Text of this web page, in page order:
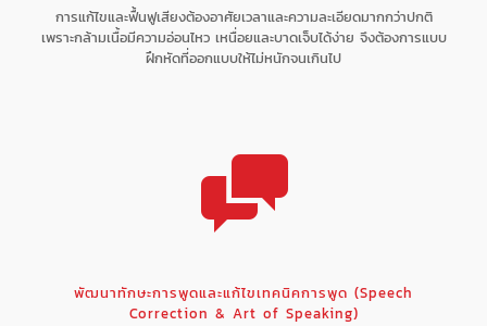
การแก้ไขและฟื้นฟูเสียงต้องอาศัยเวลาและความละเอียดมากกว่าปกติ
เพราะกล้ามเนื้อมีความอ่อนไหว เหนื่อยและบาดเจ็บได้ง่าย จึงต้องการแบบ
ฝึกหัดที่ออกแบบให้ไม่หนักจนเกินไป
พัฒนาทักษะการพูดและแก้ไขเทคนิคการพูด (Speech
Correction & Art of Speaking)